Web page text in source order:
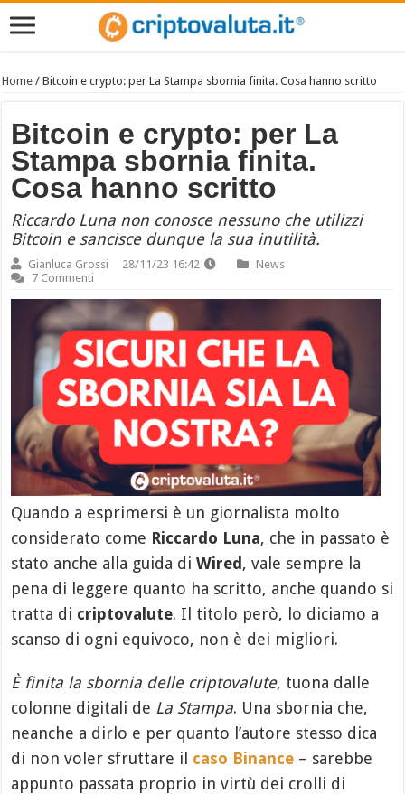
Home /Bitcoin e crypto: per La Stampa sbornia finita. Cosa hanno scritto
Bitcoin e crypto: per La
Stampa sbornia finita.
Cosa hanno scritto
Riccardo Luna non conosce nessuno che utilizzi
Bitcoin e sancisce dunque la sua inutilità.
Gianluca Grossi 28/11/23 16:42
News
7 Commenti
Quando a esprimersi è un giornalista molto
considerato come Riccardo Luna, che in passato è
stato anche alla guida diWired , vale sempre la
pena di leggere quanto ha scritto, anche quando si
tratta di criptovalute. Il titolo però, lo diciamo a
scanso di ogni equivoco, non è dei migliori.
È finita la sbornia delle criptovalute, tuona dalle
colonne digitali de La Stampa. Una sbornia che,
neanche a dirlo e per quanto l’autore stesso dica
di non voler sfruttare il caso Binance – sarebbe
appunto passata proprio in virtù dei crolli di